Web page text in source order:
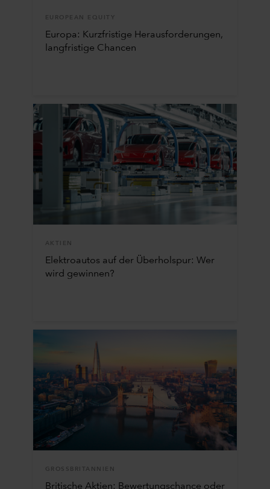
EUROPEAN EQUITY
Europa: Kurzfristige Herausforderungen,
langfristige Chancen
AKTIEN
Elektroautos auf der Überholspur: Wer
wird gewinnen?
GROSSBRITANNIEN
Britische Aktien: Bewertungschance oder